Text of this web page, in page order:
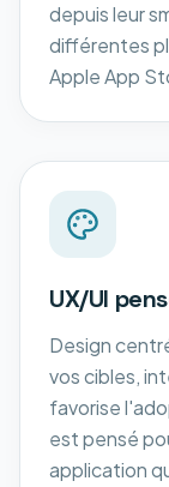
depuis leur
différentes
Apple App
UX/UI
Design
vos cibles,
favorise
est pensé
application